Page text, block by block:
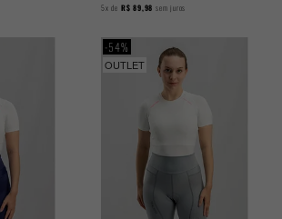
5x de R$ 89,98 sem juros
OUTLET
54%